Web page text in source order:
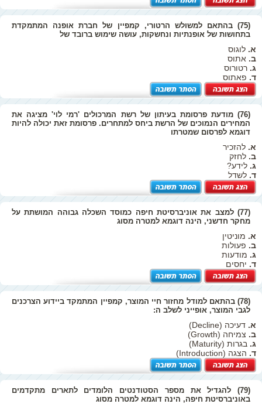
(75) בהתאם למשולש הרטורי, קמפיין של חברת אופנה המתמקדת
בתחושות של אופנתיות ונחשקות, עושה שימוש ברובד של
א. לוגוס
ב. אתוס
ג. רטורוס
ד. פאתוס
(76) מודעת פרסומת בעיתון של רשת המרכולים 'רמי לוי' מציגה את
המחירים הנמוכים של הרשת ביחס למתחרים. פרסומת זאת יכולה להיות
דוגמא לפרסום שמטרתו
א. להזכיר
ב. לחזק
ג. לידע?
ד. לשדל
(77) למצב את אוניברסיטת חיפה כמוסד השכלה גבוהה המושתת על
מחקר חדשני, הינה דוגמא למטרה מסוג
א. מוניטין
ב. פעולות
ג. מודעות
ד. יחסים
(78) בהתאם למודל מחזור חיי המוצר, קמפיין המתמקד ביידוע הצרכנים
לגבי המוצר, אופייני לשלב ה:
א. דעיכה (Decline)
ב. צמיחה (Growth)
ג. בגרות (Maturity)
ד. הצגה (Introduction)
(79) להגדיל את מספר הסטודנטים הלומדים לתארים מתקדמים
באוניברסיטת חיפה, הינה דוגמא למטרה מסוג